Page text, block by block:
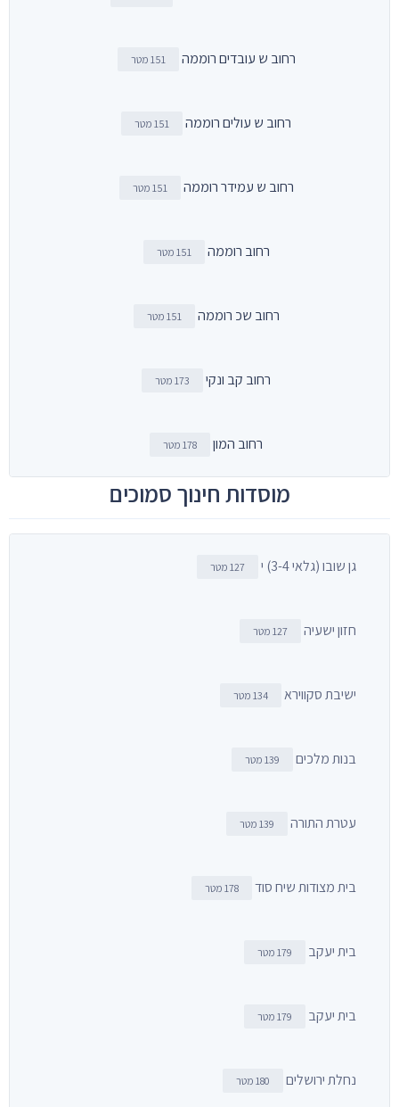
רחוב ש עובדים רוממה 151 מטר
רחוב ש עולים רוממה 151 מטר
רחוב ש עמידר רוממה 151 מטר
רחוב רוממה 151 מטר
רחוב שכ רוממה 151 מטר
רחוב קב ונקי 173 מטר
רחוב המון 178 מטר
מוסדות חינוך סמוכים
גן שובו (גלאי 3-4) י 127 מטר
חזון ישעיה 127 מטר
ישיבת סקווירא 134 מטר
בנות מלכים 139 מטר
עטרת התורה 139 מטר
בית מצודות שיח סוד 178 מטר
בית יעקב 179 מטר
בית יעקב 179 מטר
נחלת ירושלים 180 מטר